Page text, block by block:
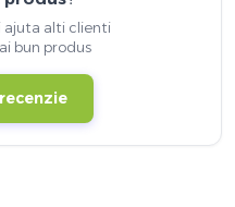
ajuta alti clienti
bun produs